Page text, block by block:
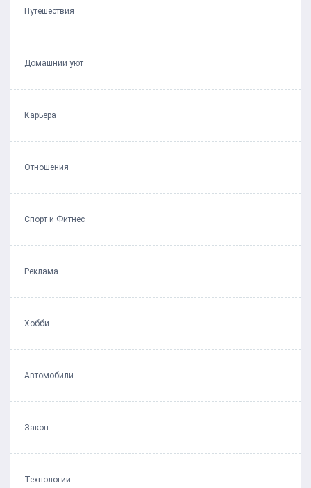
Путешествия
Домашний уют
Карьера
Отношения
Спорт и Фитнес
Реклама
Хобби
Автомобили
Закон
Технологии